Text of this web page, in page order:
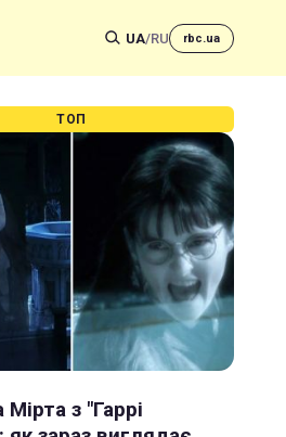
UA/RU rbc.ua
ТОП
з "Гаррі